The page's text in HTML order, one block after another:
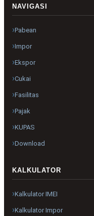
NAVIGASI
Pabean
Impor
Ekspor
Cukai
Fasilitas
Pajak
KUPAS
Download
KALKULATOR
Kalkulator IMEI
Kalkulator Impor